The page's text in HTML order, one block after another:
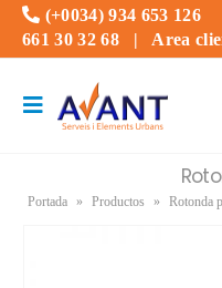
(+0034) 934 653 126
661 30 32 68 | Area
Portada » Productos » Rotonda